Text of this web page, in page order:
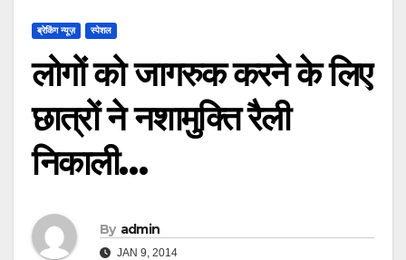
ब्रेकिंग न्यूज़ स्पेशल
लोगों को जागरुक करने के लिए
छात्रों ने नशामुक्ति रैली
निकाली…
By admin
JAN 9, 2014